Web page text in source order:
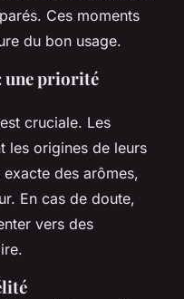
Ces moments
du bon usage.
une priorité
cruciale. Les
les origines de leurs
des arômes,
En cas de doute,
vers des